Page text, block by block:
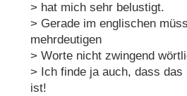
> hat mich sehr belustigt.
> Gerade im englischen
mehrdeutigen
> Worte nicht zwingend
> Ich finde ja auch, dass das
ist!